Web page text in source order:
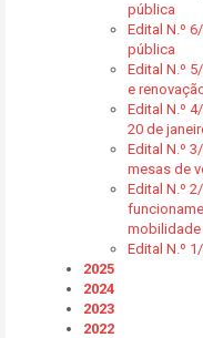
pública
Edital N.º
pública
Edital N.º
e
Edital N.º
20 de
Edital N.º
mesas de
Edital N.º
mobilidade
Edital N.º
2025
2024
2023
2022